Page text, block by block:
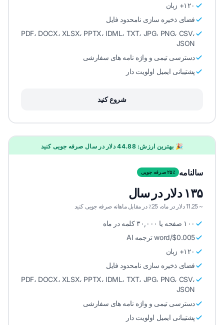
۱۲۰+ زبان
فضای ذخیره سازی نامحدود فایل
PDF، DOCX، XLSX، PPTX، IDML، TXT، JPG، PNG، CSV،
JSON
دسترسی تیمی و واژه نامه های سفارشی
پشتیبانی ایمیل اولویت دار
شروع کنید
🎉 بهترین ارزش: 44.88 دلار در سال صرفه جویی کنید
سالنامه ۲۵٪ صرفه جویی
۱۳۵ دلار در سال
~ 11.25 دلار در ماه، 25٪ در مقابل ماهانه صرفه جویی کنید
۱۰۰ صفحه یا ۳۰,۰۰۰ کلمه در ماه
$0.005/word ترجمه AI
۱۲۰+ زبان
فضای ذخیره سازی نامحدود فایل
PDF، DOCX، XLSX، PPTX، IDML، TXT، JPG، PNG، CSV،
JSON
دسترسی تیمی و واژه نامه های سفارشی
پشتیبانی ایمیل اولویت دار